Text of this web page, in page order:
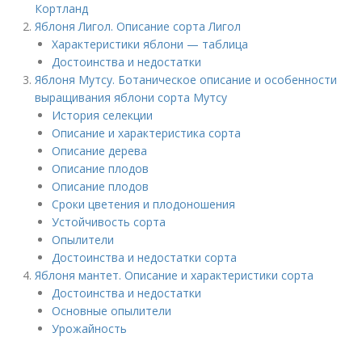
Кортланд
Яблоня Лигол. Описание сорта Лигол
Характеристики яблони — таблица
Достоинства и недостатки
Яблоня Мутсу. Ботаническое описание и особенности
выращивания яблони сорта Мутсу
История селекции
Описание и характеристика сорта
Описание дерева
Описание плодов
Описание плодов
Сроки цветения и плодоношения
Устойчивость сорта
Опылители
Достоинства и недостатки сорта
Яблоня мантет. Описание и характеристики сорта
Достоинства и недостатки
Основные опылители
Урожайность